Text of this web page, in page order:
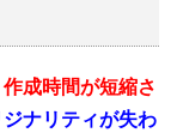
成時間が短縮さ
ナリティが失わ